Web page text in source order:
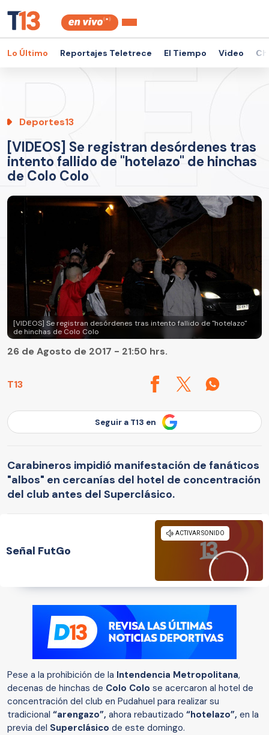
Lo Último Reportajes Teletrece El Tiempo Video
Deportes13
[VIDEOS] Se registran desórdenes tras
intento fallido de "hotelazo" de hinchas
de Colo Colo
[VIDEOS] Se registran desórdenes tras intento fallido de "hotelazo"
de hinchas de Colo Colo
T13
26 de Agosto de 2017 - 21:50 hrs.
Seguir a T13 en
Carabineros impidió manifestación de fanáticos
"albos" en cercanías del hotel de concentración
del club antes del Superclásico.
Señal FutGo
Pese a la prohibición de la Intendencia Metropolitana,
decenas de hinchas de Colo Colo se acercaron al hotel de
concentración del club en Pudahuel para realizar su
tradicional “arengazo”, ahora rebautizado “hotelazo”, en la
previa del Superclásico de este domingo.